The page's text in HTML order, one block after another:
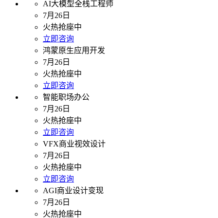
AI大模型全栈工程师
7月26日
火热抢座中
立即咨询
鸿蒙原生应用开发
7月26日
火热抢座中
立即咨询
智能职场办公
7月26日
火热抢座中
立即咨询
VFX商业视效设计
7月26日
火热抢座中
立即咨询
AGI商业设计变现
7月26日
火热抢座中